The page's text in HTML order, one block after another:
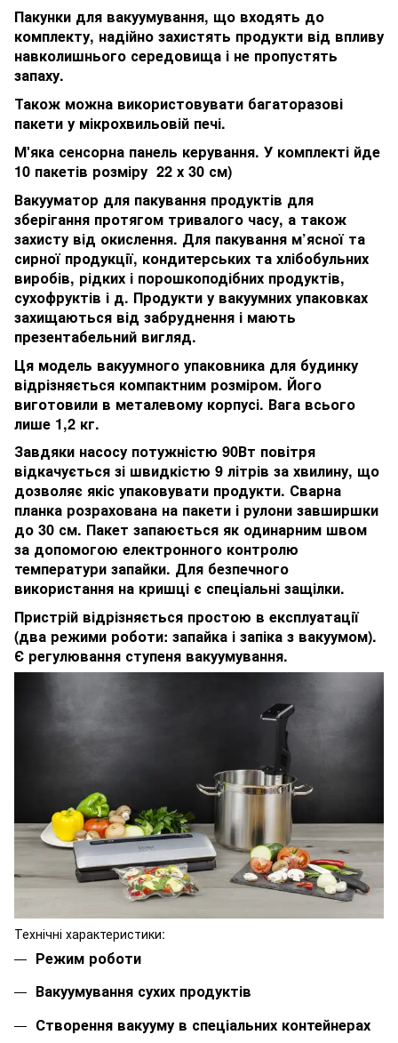
Пакунки для вакуумування, що входять до
комплекту, надійно захистять продукти від впливу
навколишнього середовища і не пропустять
запаху.
Також можна використовувати багаторазові
пакети у мікрохвильовій печі.
М'яка сенсорна панель керування. У комплекті йде
10 пакетів розміру 22 х 30 см)
Вакууматор для пакування продуктів для
зберігання протягом тривалого часу, а також
захисту від окислення. Для пакування м’ясної та
сирної продукції, кондитерських та хлібобульних
виробів, рідких і порошкоподібних продуктів,
сухофруктів і д. Продукти у вакуумних упаковках
захищаються від забруднення і мають
презентабельний вигляд.
Ця модель вакуумного упаковника для будинку
відрізняється компактним розміром. Його
виготовили в металевому корпусі. Вага всього
лише 1,2 кг.
Завдяки насосу потужністю 90Вт повітря
відкачується зі швидкістю 9 літрів за хвилину, що
дозволяє якіс упаковувати продукти. Сварна
планка розрахована на пакети і рулони завширшки
до 30 см. Пакет запаюється як одинарним швом
за допомогою електронного контролю
температури запайки. Для безпечного
використання на кришці є спеціальні защілки.
Пристрій відрізняється простою в експлуатації
(два режими роботи: запайка і запіка з вакуумом).
Є регулювання ступеня вакуумування.
Технічні характеристики:
Режим роботи
Вакуумування сухих продуктів
Створення вакууму в спеціальних контейнерах